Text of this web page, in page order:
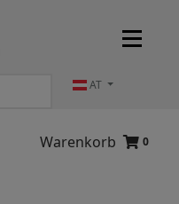
Warenkorb 0
AT